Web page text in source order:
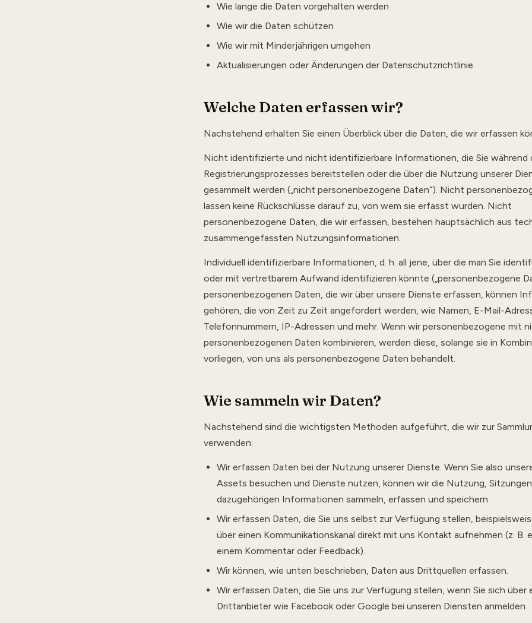
Wie lange die Daten vorgehalten werden
Wie wir die Daten schützen
Wie wir mit Minderjährigen umgehen
Aktualisierungen oder Änderungen der Datenschutzrichtlinie
Welche Daten erfassen wir?
Nachstehend erhalten Sie einen Überblick über die Daten, die wir erfassen
Nicht identifizierte und nicht identifizierbare Informationen, die Sie während
Registrierungsprozesses bereitstellen oder die über die Nutzung unserer
gesammelt werden („nicht personenbezogene Daten“). Nicht
lassen keine Rückschlüsse darauf zu, von wem sie erfasst wurden. Nicht
personenbezogene Daten, die wir erfassen, bestehen hauptsächlich aus
zusammengefassten Nutzungsinformationen.
Individuell identifizierbare Informationen, d. h. all jene, über die man Sie
oder mit vertretbarem Aufwand identifizieren könnte („personenbezogene
personenbezogenen Daten, die wir über unsere Dienste erfassen, können
gehören, die von Zeit zu Zeit angefordert werden, wie Namen, E-Mail-
Telefonnummern, IP-Adressen und mehr. Wenn wir personenbezogene mit
personenbezogenen Daten kombinieren, werden diese, solange sie in
vorliegen, von uns als personenbezogene Daten behandelt.
Wie sammeln wir Daten?
Nachstehend sind die wichtigsten Methoden aufgeführt, die wir zur
verwenden:
Wir erfassen Daten bei der Nutzung unserer Dienste. Wenn Sie also
Assets besuchen und Dienste nutzen, können wir die Nutzung,
dazugehörigen Informationen sammeln, erfassen und speichern.
Wir erfassen Daten, die Sie uns selbst zur Verfügung stellen,
über einen Kommunikationskanal direkt mit uns Kontakt aufnehmen (z. B.
einem Kommentar oder Feedback).
Wir können, wie unten beschrieben, Daten aus Drittquellen erfassen.
Wir erfassen Daten, die Sie uns zur Verfügung stellen, wenn Sie sich über
Drittanbieter wie Facebook oder Google bei unseren Diensten anmelden.